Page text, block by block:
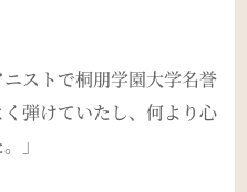
ストで桐朋学園大学名誉
弾けていたし、何より心
」